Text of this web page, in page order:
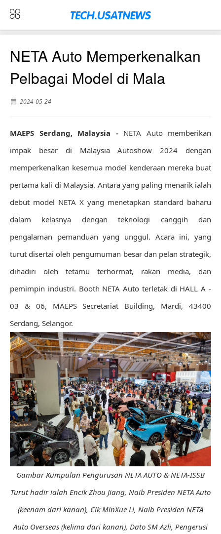
NETA Auto Memperkenalkan
Pelbagai Model di Mala
2024-05-24
MAEPS Serdang, Malaysia -NETA Auto memberikan
impak besar di Malaysia Autoshow 2024 dengan
memperkenalkan kesemua model kenderaan mereka buat
pertama kali di Malaysia. Antara yang paling menarik ialah
debut model NETA X yang menetapkan standard baharu
dalam kelasnya dengan teknologi canggih dan
pengalaman pemanduan yang unggul. Acara ini, yang
turut disertai oleh pengumuman besar dan pelan strategik,
dihadiri oleh tetamu terhormat, rakan media, dan
pemimpin industri. Booth NETA Auto terletak di HALL A -
03 & 06, MAEPS Secretariat Building, Mardi, 43400
Serdang, Selangor.
Gambar Kumpulan Pengurusan NETA AUTO & NETA-ISSB
Turut hadir ialah Encik Zhou Jiang, Naib Presiden NETA Auto
(keenam dari kanan), Cik MinXue Li, Naib Presiden NETA
Auto Overseas (kelima dari kanan), Dato SM Azli, Pengerusi